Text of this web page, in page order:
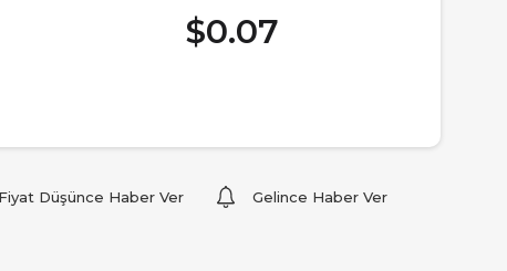
$0.07
Fiyat Düşünce Haber Ver Gelince Haber Ver